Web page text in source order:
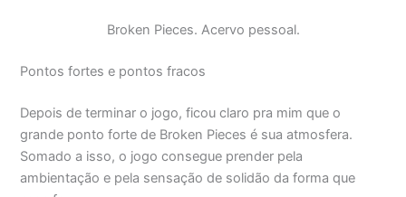
Broken Pieces. Acervo pessoal.
Pontos fortes e pontos fracos
Depois de terminar o jogo, ficou claro pra mim que o
grande ponto forte de Broken Pieces é sua atmosfera.
Somado a isso, o jogo consegue prender pela
ambientação e pela sensação de solidão da forma que